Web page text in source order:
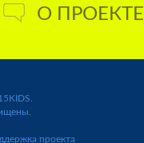
О ПРОЕКТЕ
проекта